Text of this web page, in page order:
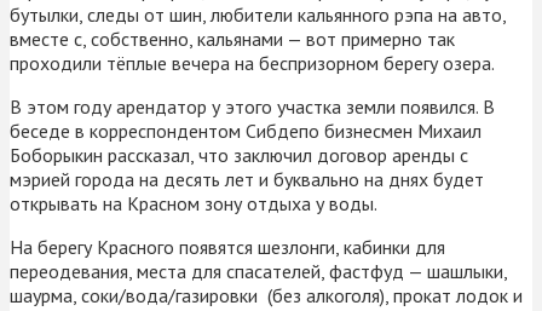
бутылки, следы от шин, любители кальянного рэпа на авто,
вместе с, собственно, кальянами — вот примерно так
проходили тёплые вечера на беспризорном берегу озера.
В этом году арендатор у этого участка земли появился. В
беседе в корреспондентом Сибдепо бизнесмен Михаил
Боборыкин рассказал, что заключил договор аренды с
мэрией города на десять лет и буквально на днях будет
открывать на Красном зону отдыха у воды.
На берегу Красного появятся шезлонги, кабинки для
переодевания, места для спасателей, фастфуд — шашлыки,
шаурма, соки/вода/газировки (без алкоголя), прокат лодок и